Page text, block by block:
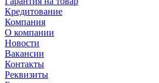
Кредитование
Компания
О компании
Новости
Вакансии
Контакты
Реквизиты